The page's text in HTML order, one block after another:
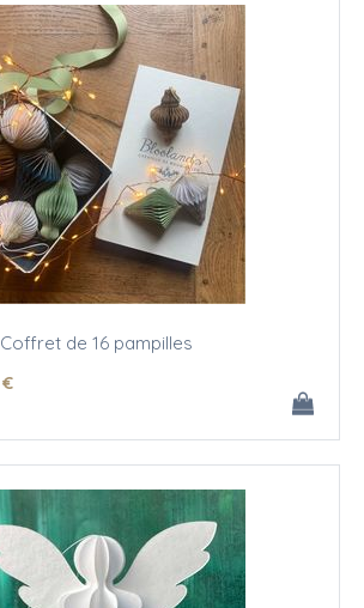
Coffret de 16 pampilles
€